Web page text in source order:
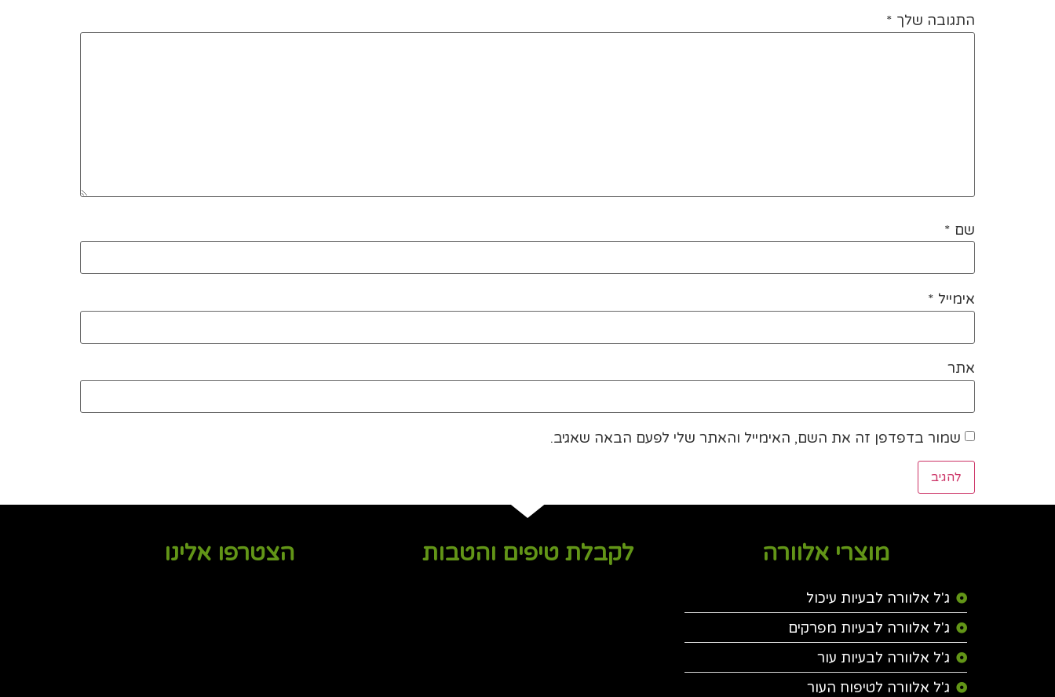
התגובה שלך *
שם *
אימייל *
אתר
שמור בדפדפן זה את השם, האימייל והאתר שלי לפעם הבאה שאגיב.
מוצרי אלוורה
ג'ל אלוורה לבעיות עיכול
ג'ל אלוורה לבעיות מפרקים
ג'ל אלוורה לבעיות עור
ג'ל אלוורה לטיפוח העור
לקבלת טיפים והטבות הצטרפו אלינו